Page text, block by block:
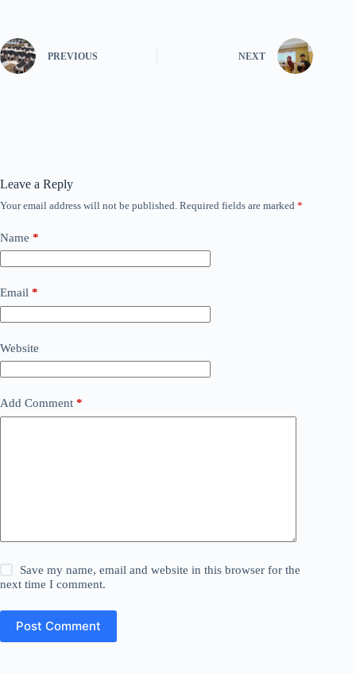
PREVIOUS NEXT
Leave a Reply
Your email address will not be published. Required fields are marked *
Name *
Email *
Website
Add Comment *
Save my name, email and website in this browser for the
next time I comment.
Post Comment